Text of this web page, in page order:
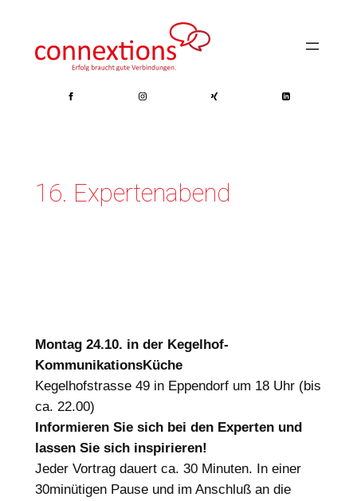
springen
16. Expertenabend
Montag 24.10. in der Kegelhof-
KommunikationsKüche
Kegelhofstrasse 49 in Eppendorf um 18 Uhr (bis
ca. 22.00)
Informieren Sie sich bei den Experten und
lassen Sie sich inspirieren!
Jeder Vortrag dauert ca. 30 Minuten. In einer
30minütigen Pause und im Anschluß an die